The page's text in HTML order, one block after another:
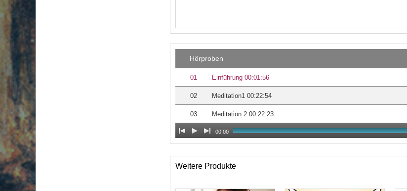
Hörproben
01 Einführung 00:01:56
02 Meditation1 00:22:54
03 Meditation 2 00:22:23
00:00
Weitere Produkte